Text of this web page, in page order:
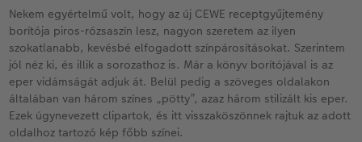
Nekem egyértelmű volt, hogy az új CEWE receptgyűjtemény
borítója piros-rózsaszín lesz, nagyon szeretem az ilyen
szokatlanabb, kevésbé elfogadott színpárosításokat. Szerintem
jól néz ki, és illik a sorozathoz is. Már a könyv borítójával is az
eper vidámságát adjuk át. Belül pedig a szöveges oldalakon
általában van három színes „pötty”, azaz három stilizált kis eper.
Ezek úgynevezett clipartok, és itt visszaköszönnek rajtuk az adott
oldalhoz tartozó kép főbb színei.